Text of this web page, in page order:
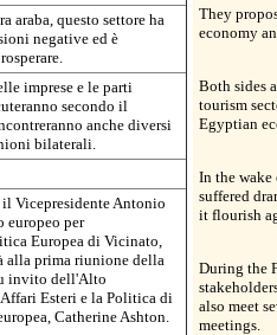
araba, questo settore ha
negative ed è
imprese e le parti
secondo il
anche diversi
bilaterali.
Vicepresidente Antonio
europeo per
Europea di Vicinato,
alla prima riunione della
invito dell'Alto
Esteri e la Politica di
Catherine Ashton.
They
economy
Both sides
tourism
Egyptian
In the wake
suffered
it flourish
During the
also meet
meetings.